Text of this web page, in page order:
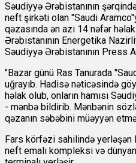
Səudiyyə Ərəbistanının
neft şirkəti olan "Saudi
qəzasında ən azı 14 nəfər
Ərəbistanının Energetika
Səudiyyə Ərəbistanının Press
"Bazar günü Ras Tanurada
uğrayıb. Hadisə nəticəsində
həlak olub, onların hamısı
- mənbə bildirib. Mənbənin
qəzanın səbəbini müəyyən
Fars körfəzi sahilində yerləşən
neft emalı kompleksi və